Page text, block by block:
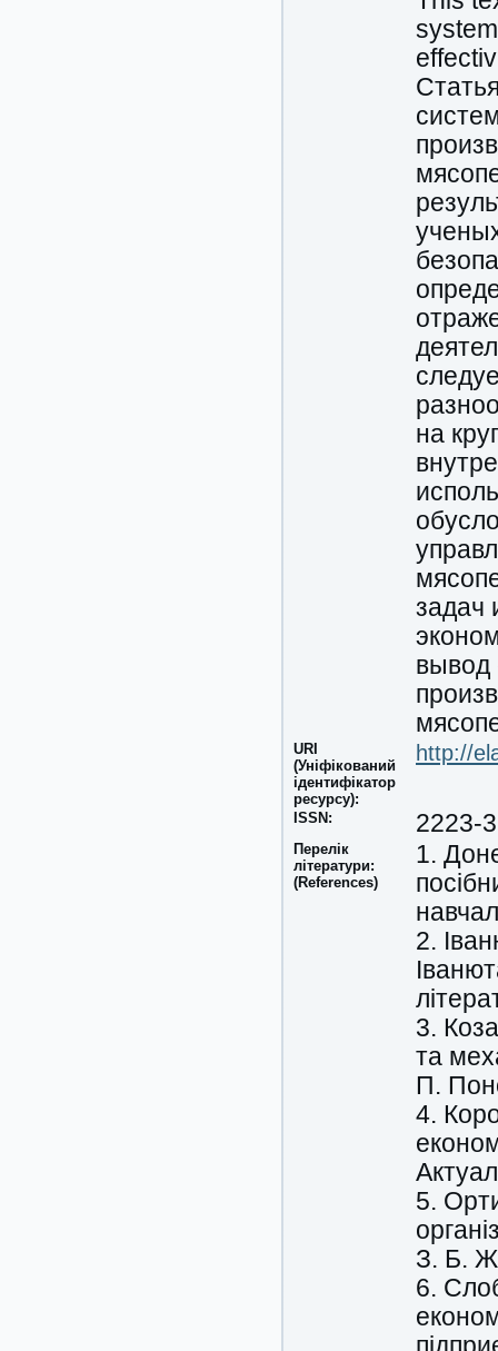
на
задач
вывод
URI
(Уніфікований
ідентифікатор
ресурсу):
http://
ISSN: 2223-
Перелік
літератури:
(References)
1.
2.
3.
та
П.
4.
5.
З. Б.
6.